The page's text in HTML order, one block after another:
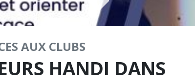
AUX CLUBS
HANDI DANS